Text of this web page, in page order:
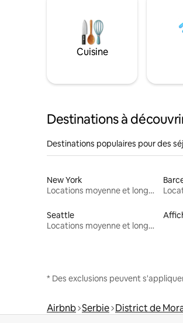
Cuisine
Destinations à
Destinations populaires pour des
New York
Locations moyenne et longue durée
Seattle
Locations moyenne et longue durée
* Des exclusions peuvent
Airbnb Serbie District de